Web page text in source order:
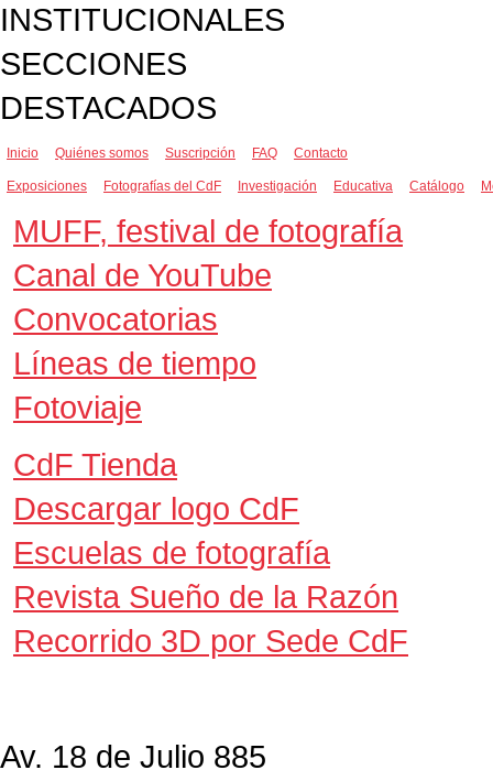
INSTITUCIONALES
SECCIONES
DESTACADOS
Inicio Quiénes somos Suscripción FAQ Contacto
Exposiciones Fotografías del CdF Investigación Educativa Catálogo
MUFF, festival de fotografía
Canal de YouTube
Convocatorias
Líneas de tiempo
Fotoviaje
CdF Tienda
Descargar logo CdF
Escuelas de fotografía
Revista Sueño de la Razón
Recorrido 3D por Sede CdF
Av. 18 de Julio 885